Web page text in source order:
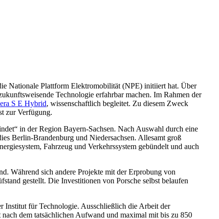
Nationale Plattform Elektromobilität (NPE) initiiert hat. Über
Technologie erfahrbar machen. Im Rahmen der
S E Hybrid, wissenschaftlich begleitet. Zu diesem Zweck
zur Verfügung.
in der Region Bayern-Sachsen. Nach Auswahl durch eine
Berlin-Brandenburg und Niedersachsen. Allesamt groß
Fahrzeug und Verkehrssystem gebündelt und auch
Während sich andere Projekte mit der Erprobung von
gestellt. Die Investitionen von Porsche selbst belaufen
Institut für Technologie. Ausschließlich die Arbeit der
dem tatsächlichen Aufwand und maximal mit bis zu 850